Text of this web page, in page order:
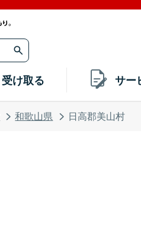
受け取る サー
和歌山県 日高郡美山村